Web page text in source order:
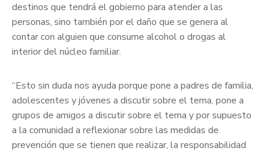
destinos que tendrá el gobierno para atender a las
personas, sino también por el daño que se genera al
contar con alguien que consume alcohol o drogas al
interior del núcleo familiar.
“Esto sin duda nos ayuda porque pone a padres de familia,
adolescentes y jóvenes a discutir sobre el tema, pone a
grupos de amigos a discutir sobre el tema y por supuesto
a la comunidad a reflexionar sobre las medidas de
prevención que se tienen que realizar, la responsabilidad